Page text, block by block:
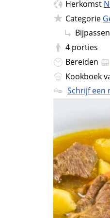
Herkomst
Categorie
4 porties
Bereiden
Kookboek
Schrijf een